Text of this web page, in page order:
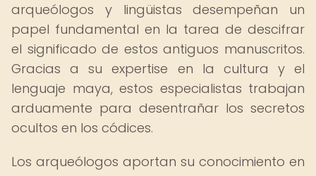
arqueólogos y lingüistas desempeñan un
papel fundamental en la tarea de descifrar
el significado de estos antiguos manuscritos.
Gracias a su expertise en la cultura y el
lenguaje maya, estos especialistas trabajan
arduamente para desentrañar los secretos
ocultos en los códices.
Los arqueólogos aportan su conocimiento en